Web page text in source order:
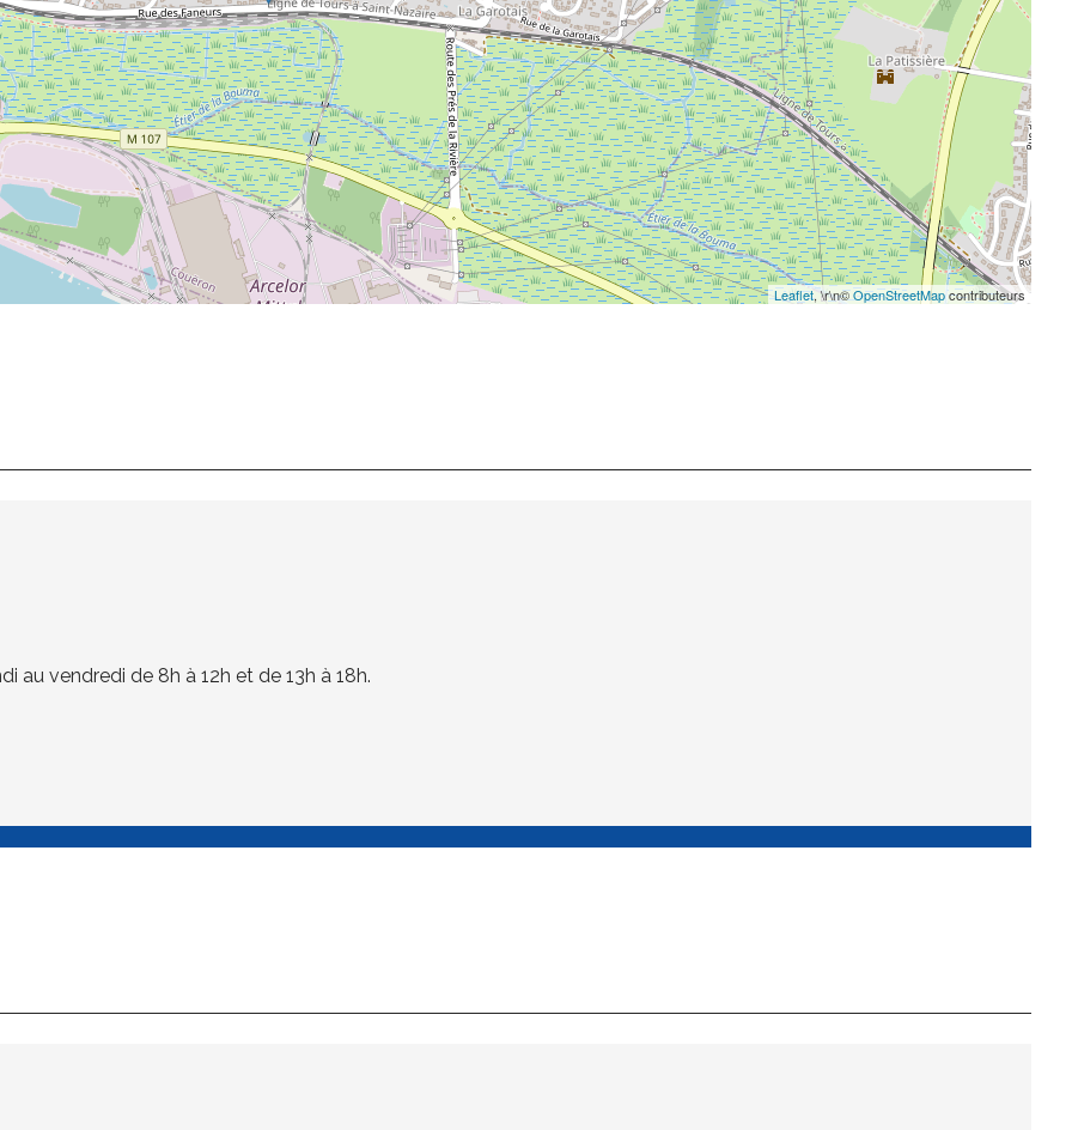
Leaflet, \r\n©OpenStreetMapcontributeurs
au vendredi de 8h à 12h et de 13h à 18h.